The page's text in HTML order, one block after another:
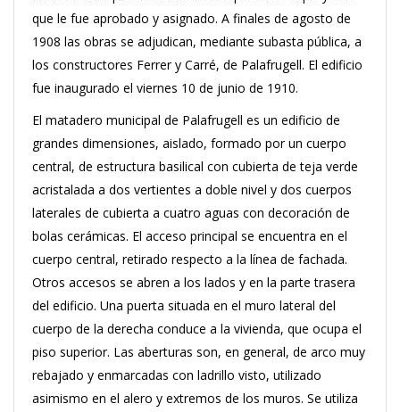
que le fue aprobado y asignado. A finales de agosto de
1908 las obras se adjudican, mediante subasta pública, a
los constructores Ferrer y Carré, de Palafrugell. El edificio
fue inaugurado el viernes 10 de junio de 1910.
El matadero municipal de Palafrugell es un edificio de
grandes dimensiones, aislado, formado por un cuerpo
central, de estructura basilical con cubierta de teja verde
acristalada a dos vertientes a doble nivel y dos cuerpos
laterales de cubierta a cuatro aguas con decoración de
bolas cerámicas. El acceso principal se encuentra en el
cuerpo central, retirado respecto a la línea de fachada.
Otros accesos se abren a los lados y en la parte trasera
del edificio. Una puerta situada en el muro lateral del
cuerpo de la derecha conduce a la vivienda, que ocupa el
piso superior. Las aberturas son, en general, de arco muy
rebajado y enmarcadas con ladrillo visto, utilizado
asimismo en el alero y extremos de los muros. Se utiliza